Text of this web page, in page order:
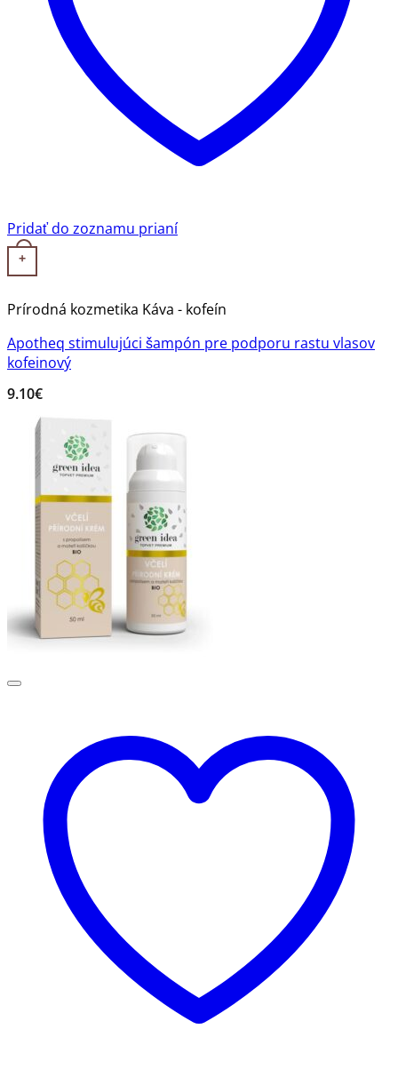
Pridať do zoznamu prianí
+
Prírodná kozmetika Káva - kofeín
Apotheq stimulujúci šampón pre podporu rastu vlasov
kofeinový
9.10€